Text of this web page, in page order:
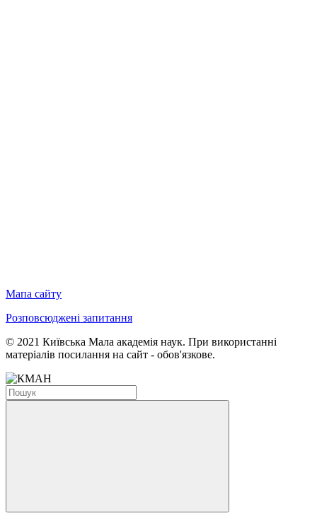
Мапа сайту
Розповсюджені запитання
© 2021 Київська Мала академія наук. При використанні
матеріалів посилання на сайт - обов'язкове.